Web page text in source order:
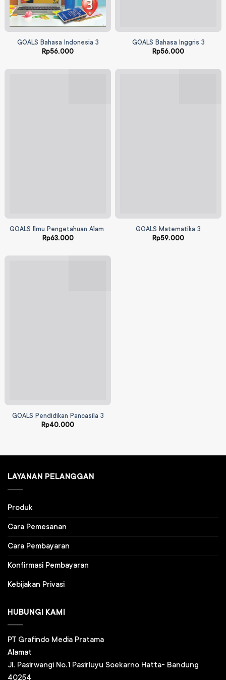
GOALS Bahasa Indonesia 3
Rp56.000
GOALS Bahasa Inggris 3
Rp56.000
GOALS Ilmu Pengetahuan Alam dan Sosial 3
Rp63.000
GOALS Matematika 3
Rp59.000
GOALS Pendidikan Pancasila 3
Rp40.000
LAYANAN PELANGGAN
Produk
Cara Pemesanan
Cara Pembayaran
Konfirmasi Pembayaran
Kebijakan Privasi
HUBUNGI KAMI
PT Grafindo Media Pratama
Alamat
Jl. Pasirwangi No.1 Pasirluyu Soekarno Hatta- Bandung
40254